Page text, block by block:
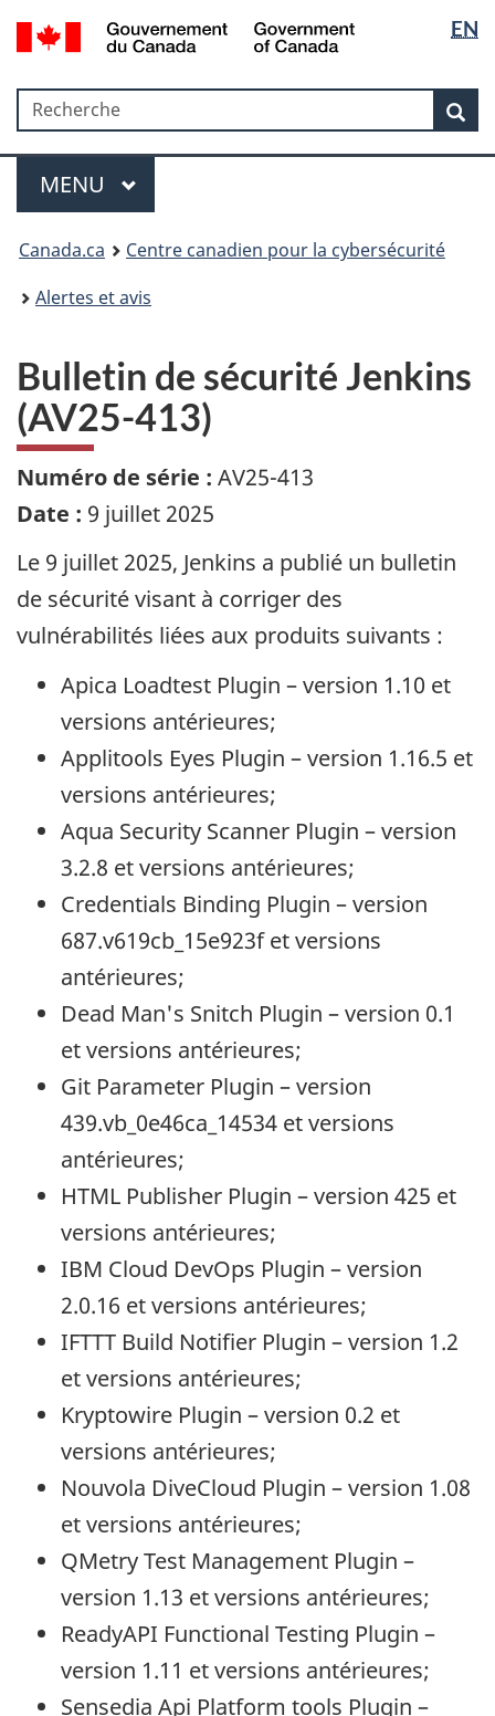
Passer
au
Passer
à
sujet
du
Passer
à
HTML
simplifiée
la
langue
EN
Government
Gouvernement
du
Recherche
Recherche
Menu
MAIN
MENU
Canada.ca
Centre canadien pour la cybersécurité
Alertes et avis
Bulletin de sécurité Jenkins
(AV25-413)
Numéro de série : AV25-413
Date : 9 juillet 2025
Le 9 juillet 2025, Jenkins a publié un bulletin
de sécurité visant à corriger des
vulnérabilités liées aux produits suivants :
Apica Loadtest Plugin – version 1.10 et
versions antérieures;
Applitools Eyes Plugin – version 1.16.5 et
versions antérieures;
Aqua Security Scanner Plugin – version
3.2.8 et versions antérieures;
Credentials Binding Plugin – version
687.v619cb_15e923f et versions
antérieures;
Dead Man's Snitch Plugin – version 0.1
et versions antérieures;
Git Parameter Plugin – version
439.vb_0e46ca_14534 et versions
antérieures;
HTML Publisher Plugin – version 425 et
versions antérieures;
IBM Cloud DevOps Plugin – version
2.0.16 et versions antérieures;
IFTTT Build Notifier Plugin – version 1.2
et versions antérieures;
Kryptowire Plugin – version 0.2 et
versions antérieures;
Nouvola DiveCloud Plugin – version 1.08
et versions antérieures;
QMetry Test Management Plugin –
version 1.13 et versions antérieures;
ReadyAPI Functional Testing Plugin –
version 1.11 et versions antérieures;
Sensedia Api Platform tools Plugin –